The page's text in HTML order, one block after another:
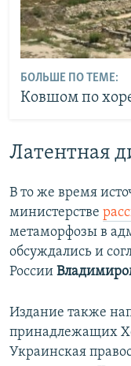
БОЛЬШЕ ПО ТЕМЕ:
Ковшом по
Латентная
В то же время
министерстве
метаморфозы в
обсуждались и
России
Издание также
принадлежащих
Украинская